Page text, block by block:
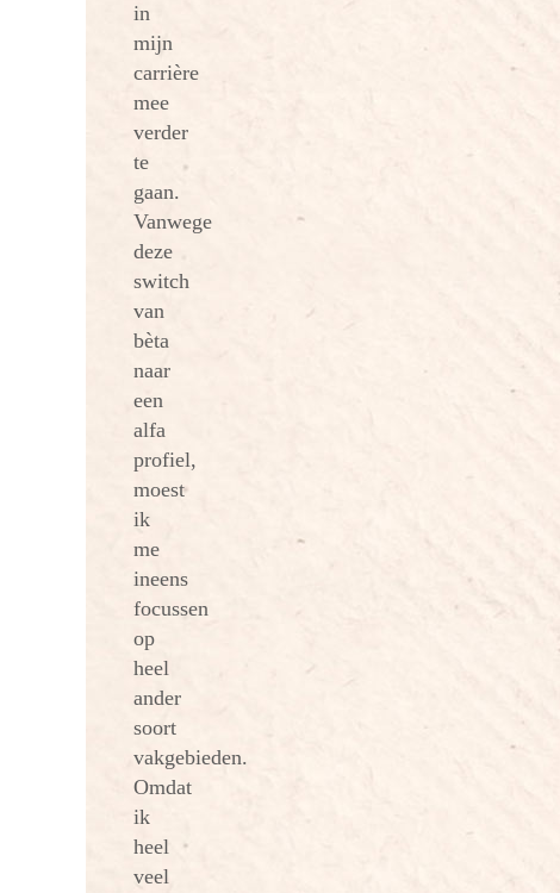
in
mijn
carrière
mee
verder
te
gaan.
Vanwege
deze
switch
van
bèta
naar
een
alfa
profiel,
moest
ik
me
ineens
focussen
op
heel
ander
soort
vakgebieden.
Omdat
ik
heel
veel